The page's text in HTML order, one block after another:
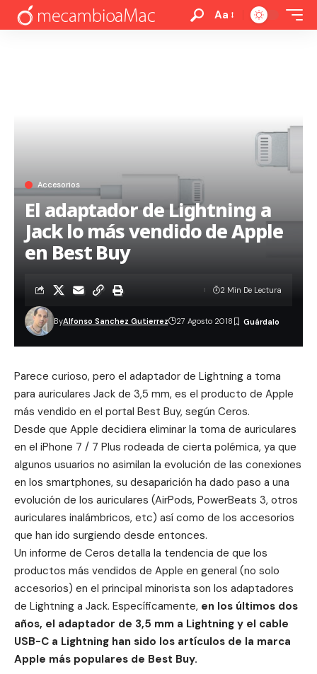
Aa
Accesorios
El adaptador de Lightning a
Jack lo más vendido de Apple
en Best Buy
ByAlfonso Sanchez Gutierrez 27 Agosto 2018
2 Min De Lectura
Parece curioso, pero el adaptador de Lightning a toma
para auriculares Jack de 3,5 mm, es el producto de Apple
más vendido en el portal Best Buy, según Ceros.
Desde que Apple decidiera eliminar la toma de auriculares
en el iPhone 7 / 7 Plus rodeada de cierta polémica, ya que
algunos usuarios no asimilan la evolución de las conexiones
en los smartphones, su desaparición ha dado paso a una
evolución de los auriculares (AirPods, PowerBeats 3, otros
auriculares inalámbricos, etc) así como de los accesorios
que han ido surgiendo desde entonces.
Un informe de Ceros detalla la tendencia de que los
productos más vendidos de Apple en general (no solo
accesorios) en el principal minorista son los adaptadores
de Lightning a Jack. Específicamente, en los últimos dos
años, el adaptador de 3,5 mm a Lightning y el cable
USB-C a Lightning han sido los artículos de la marca
Apple más populares de Best Buy.